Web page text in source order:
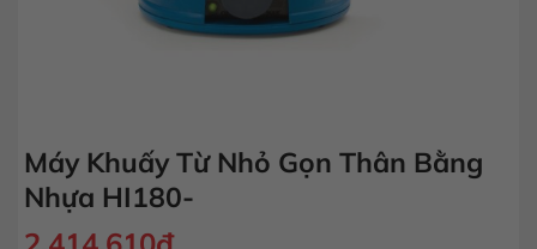
Máy Khuấy Từ Nhỏ Gọn Thân Bằng
Nhựa HI180-